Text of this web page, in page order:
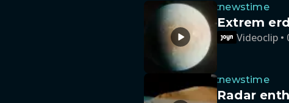
:newstime
Extrem
Videoclip •
:newstime
Radar